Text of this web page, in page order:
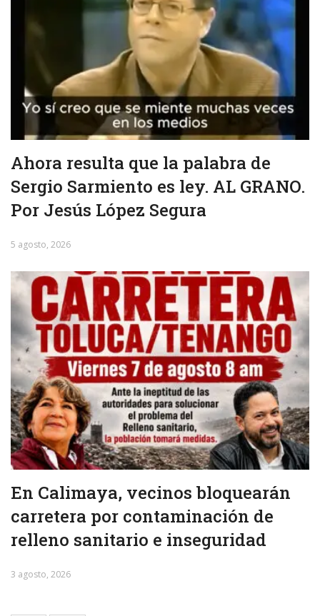
Ahora resulta que la palabra de
Sergio Sarmiento es ley. AL GRANO.
Por Jesús López Segura
5 agosto, 2026
En Calimaya, vecinos bloquearán
carretera por contaminación de
relleno sanitario e inseguridad
3 agosto, 2026